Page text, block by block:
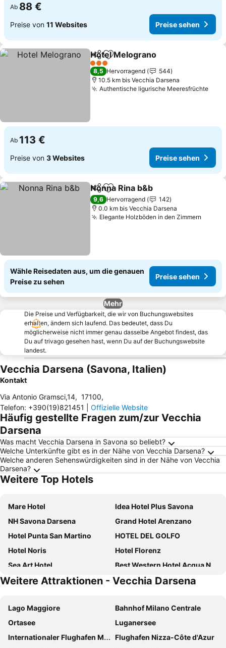
Ab 88 €
Preise von 11 Websites Preise sehen
TeilenZu Favoriten hinzufügen
Hotel Melograno
3 Sterne
8,5 Hervorragend
544
10.5 km bis Vecchia Darsena
Authentische ligurische Meeresfrüchte
Ab 113 €
Preise von 3 Websites Preise sehen
TeilenZu Favoriten hinzufügen
Nonna Rina b&b
9,6 Hervorragend
142
0.0 km bis Vecchia Darsena
Elegante Holzböden in den Zimmern
Wähle Reisedaten aus, um die genauen
Preise zu sehen
Preise sehen
Mehr
Die Preise und Verfügbarkeit, die wir von Buchungswebsites
erhalten, ändern sich laufend. Das bedeutet, dass Du
möglicherweise nicht immer genau dasselbe Angebot findest, das
Du auf trivago gesehen hast, wenn Du auf der Buchungswebsite
landest.
Vecchia Darsena (Savona, Italien)
Kontakt
Via Antonio Gramsci,14, 17100,
Telefon: +390(19)821451 Offizielle Website
Häufig gestellte Fragen zum/zur Vecchia
Darsena
Was macht Vecchia Darsena in Savona so beliebt?
Welche Unterkünfte gibt es in der Nähe von Vecchia Darsena?
Welche anderen Sehenswürdigkeiten sind in der Nähe von Vecchia
Darsena?
Weitere Top Hotels
Mare Hotel
Idea Hotel Plus Savona
NH Savona Darsena
Grand Hotel Arenzano
Hotel Punta San Martino
HOTEL DEL GOLFO
Hotel Noris
Hotel Florenz
Sea Art Hotel
Best Western Hotel Acqua Novella
B&B HOTEL Savona
Grand Hotel Moroni
Hotel Europa
Hotel Bello by Ostello Bello
Hotel Albatros Varigotti
B&B HOTEL Riviera Celle Ligure
Hotel Europa
Coccodrillo Hotel & Apartments
Weitere Attraktionen - Vecchia Darsena
Lago Maggiore
Bahnhof Milano Centrale
Ortasee
Luganersee
Internationaler Flughafen Mailand Malpensa „Silvio Berlusconi“
Flughafen Nizza-Côte d'Azur